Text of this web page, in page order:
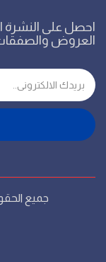
احصل على النشرة
العروض والصفقات
جميع الحقوق